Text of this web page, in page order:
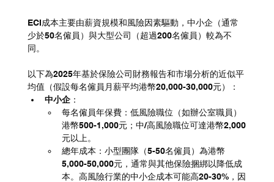
ECI成本主要由薪資規模和風險因素驅動，中小企（通常
少於50名僱員）與大型公司（超過200名僱員）較為不
同。
以下為2025年基於保險公司財務報告和市場分析的近似平
均值（假設每名僱員月薪平均港幣20,000-30,000元）：
中小企：
每名僱員年保費：低風險職位（如辦公室職員）
港幣500-1,000元；中/高風險職位可達港幣2,000
元以上。
總年成本：小型團隊（5-50名僱員）為港幣
5,000-50,000元，通常與其他保險捆綁以降低成
本。高風險行業的中小企成本可能高20-30%，因